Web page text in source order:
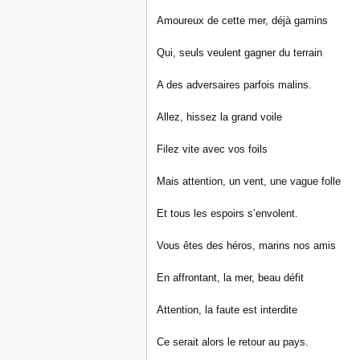
Amoureux de cette mer, déjà gamins
Qui, seuls veulent gagner du terrain
A des adversaires parfois malins.
Allez, hissez la grand voile
Filez vite avec vos foils
Mais attention, un vent, une vague folle
Et tous les espoirs s’envolent.
Vous êtes des héros, marins nos amis
En affrontant, la mer, beau défit
Attention, la faute est interdite
Ce serait alors le retour au pays.